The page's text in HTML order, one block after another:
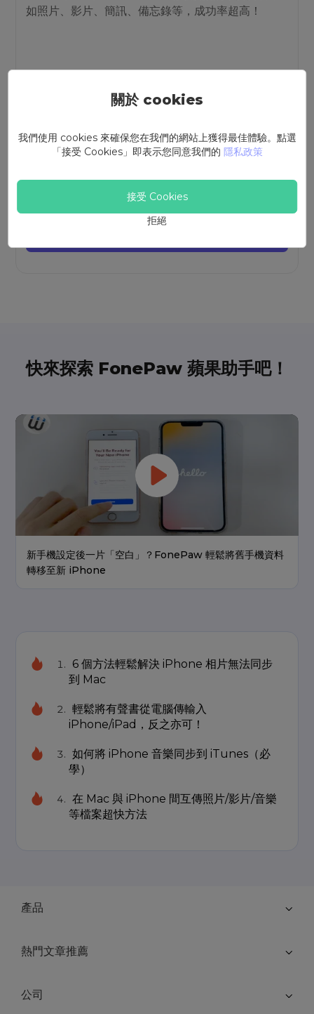
如照片、影片、簡訊、備忘錄等，成功率超高！
月費版
年費版
快來探索 FonePaw 蘋果助手吧！
新手機設定後一片「空白」？FonePaw 輕鬆將舊手機資料
轉移至新 iPhone
6 個方法輕鬆解決 iPhone 相片無法同步
到 Mac
輕鬆將有聲書從電腦傳輸入
iPhone/iPad，反之亦可！
如何將 iPhone 音樂同步到 iTunes（必
學）
在 Mac 與 iPhone 間互傳照片/影片/音樂
等檔案超快方法
產品
熱門文章推薦
公司
關於 cookies
我們使用 cookies 來確保您在我們的網站上獲得最佳體驗。點選
「接受 Cookies」即表示您同意我們的 隱私政策
接受 Cookies
拒絕